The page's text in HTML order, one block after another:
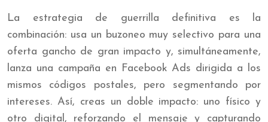
La estrategia de guerrilla definitiva es la
combinación: usa un buzoneo muy selectivo para una
oferta gancho de gran impacto y, simultáneamente,
lanza una campaña en Facebook Ads dirigida a los
mismos códigos postales, pero segmentando por
intereses. Así, creas un doble impacto: uno físico y
otro digital, reforzando el mensaje y capturando